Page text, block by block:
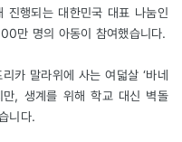
진행되는 대한민국 대표 나눔인
만 명의 아동이 참여했습니다.
카 말라위에 사는 여덟살 ‘바네
만, 생계를 위해 학교 대신 벽돌
니다.